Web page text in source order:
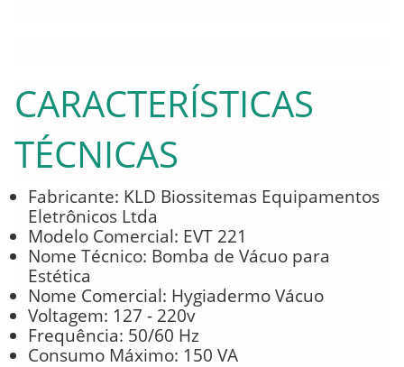
CARACTERÍSTICAS
TÉCNICAS
Fabricante: KLD Biossitemas Equipamentos
Eletrônicos Ltda
Modelo Comercial: EVT 221
Nome Técnico: Bomba de Vácuo para
Estética
Nome Comercial: Hygiadermo Vácuo
Voltagem: 127 - 220v
Frequência: 50/60 Hz
Consumo Máximo: 150 VA